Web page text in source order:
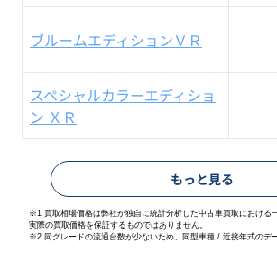
ブルームエディションＶＲ
スペシャルカラーエディショ
ン ＸＲ
もっと見る
※1 買取相場価格は弊社が独自に統計分析した中古車買取における
実際の買取価格を保証するものではありません。
※2 同グレードの流通台数が少ないため、同型車種 / 近接年式のデ